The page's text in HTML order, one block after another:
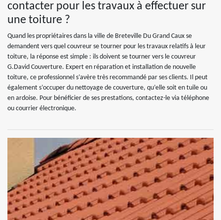
contacter pour les travaux à effectuer sur
une toiture ?
Quand les propriétaires dans la ville de Breteville Du Grand Caux se
demandent vers quel couvreur se tourner pour les travaux relatifs à leur
toiture, la réponse est simple : ils doivent se tourner vers le couvreur
G.David Couverture. Expert en réparation et installation de nouvelle
toiture, ce professionnel s’avère très recommandé par ses clients. Il peut
également s’occuper du nettoyage de couverture, qu’elle soit en tuile ou
en ardoise. Pour bénéficier de ses prestations, contactez-le via téléphone
ou courrier électronique.